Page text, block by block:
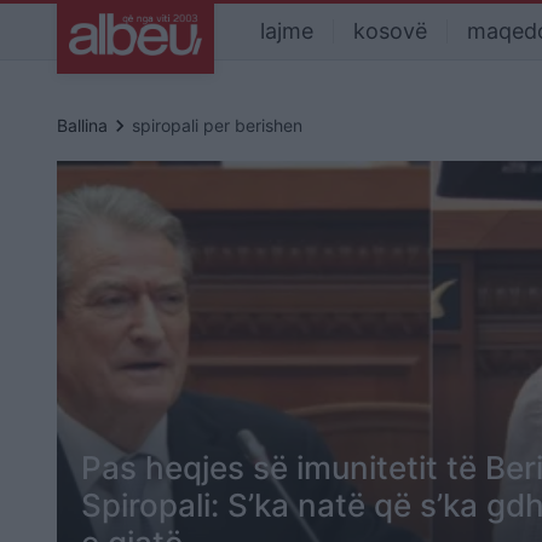
lajme kosovë
Ballina keyboard_arrow_right spiropali per berishen
Pas heqjes së imunitetit të
Spiropali: S’ka natë që s’ka